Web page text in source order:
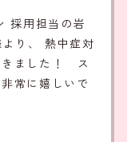
採用担当の岩
り、 熱中症対
きました！ ス
常に嬉しいで